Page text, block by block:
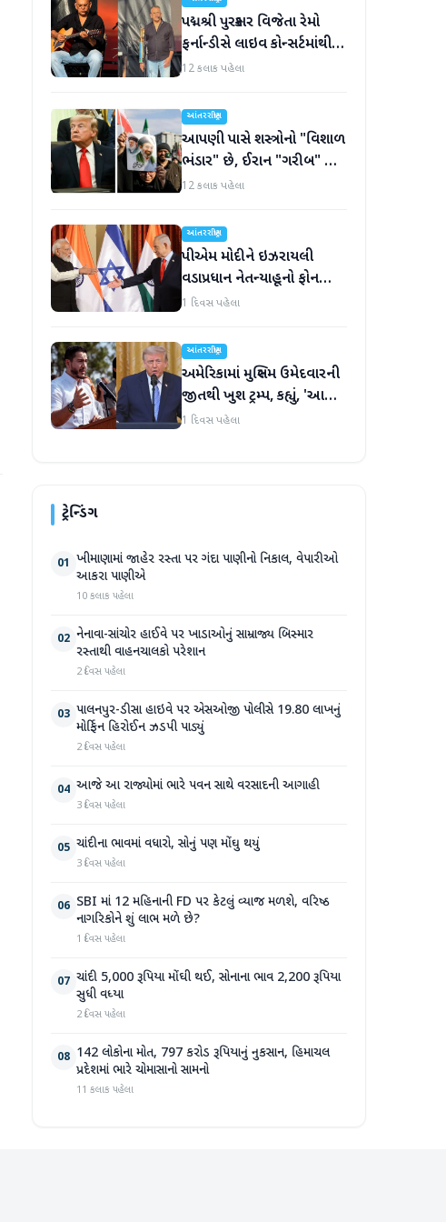
પદ્મશ્રી પુરસ્કાર વિજેતા રેમો
ફર્નાન્ડીસે લાઇવ કોન્સર્ટમાંથી
નિવૃત્તિની જાહેરાત કરી
12 કલાક પહેલા
આંતરરાષ્ટ્રીય
આપણી પાસે શસ્ત્રોનો "વિશાળ
ભંડાર" છે, ઈરાન "ગરીબ" છે,
ટ્રમ્પનું નિવેદન
12 કલાક પહેલા
આંતરરાષ્ટ્રીય
પીએમ મોદીને ઇઝરાયલી
વડાપ્રધાન નેતન્યાહૂનો ફોન
આવ્યો
1 દિવસ પહેલા
આંતરરાષ્ટ્રીય
અમેરિકામાં મુસ્લિમ ઉમેદવારની
જીતથી ખુશ ટ્રમ્પ, કહ્યું, 'આ
અમારા માટે સારા સમાચાર છે'
1 દિવસ પહેલા
ટ્રેન્ડિંગ
01 ખીમાણામાં જાહેર રસ્તા પર ગંદા પાણીનો નિકાલ, વેપારીઓ
આકરા પાણીએ
10 કલાક પહેલા
02 નેનાવા-સાંચોર હાઈવે પર ખાડાઓનું સામ્રાજ્ય બિસ્માર
રસ્તાથી વાહનચાલકો પરેશાન
2 દિવસ પહેલા
03 પાલનપુર-ડીસા હાઇવે પર એસઓજી પોલીસે 19.80 લાખનું
મોર્ફિન હિરોઈન ઝડપી પાડ્યું
2 દિવસ પહેલા
04 આજે આ રાજ્યોમાં ભારે પવન સાથે વરસાદની આગાહી
3 દિવસ પહેલા
05 ચાંદીના ભાવમાં વધારો, સોનું પણ મોંઘુ થયું
3 દિવસ પહેલા
06 SBI માં 12 મહિનાની FD પર કેટલું વ્યાજ મળશે, વરિષ્ઠ
નાગરિકોને શું લાભ મળે છે?
1 દિવસ પહેલા
07 ચાંદી 5,000 રૂપિયા મોંઘી થઈ, સોનાના ભાવ 2,200 રૂપિયા
સુધી વધ્યા
2 દિવસ પહેલા
08 142 લોકોના મોત, 797 કરોડ રૂપિયાનું નુકસાન, હિમાચલ
પ્રદેશમાં ભારે ચોમાસાનો સામનો
11 કલાક પહેલા